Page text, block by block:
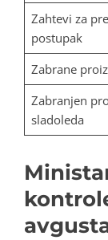
Zahtevi za
postupak
Zabrane
Zabranjen
sladoleda